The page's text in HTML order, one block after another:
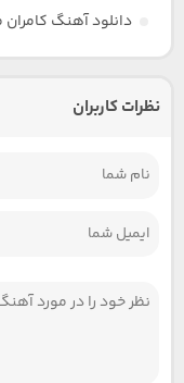
دانلود آهنگ
نظرات کاربران